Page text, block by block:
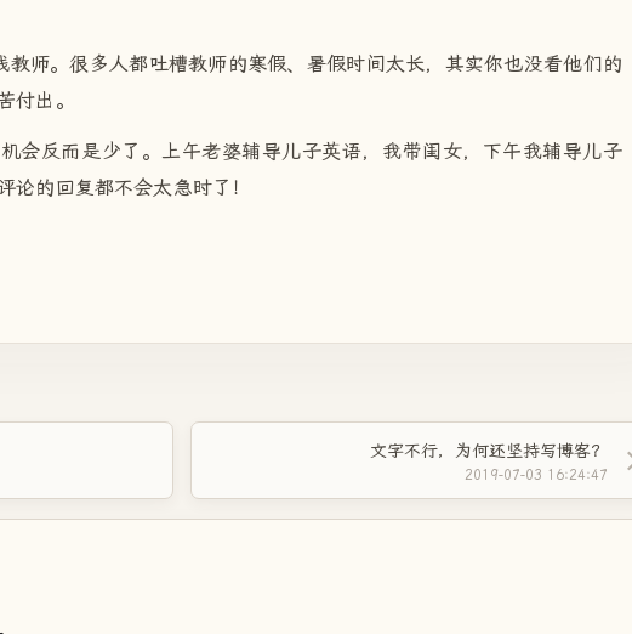
教师。很多人都吐槽教师的寒假、暑假时间太长，其实你也没看他们的
付出。
会反而是少了。上午老婆辅导儿子英语，我带闺女，下午我辅导儿子
论的回复都不会太急时了！
文字不行，为何还坚持写博客？
2019-07-03 16:24:47